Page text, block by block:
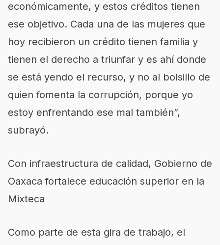
económicamente, y estos créditos tienen
ese objetivo. Cada una de las mujeres que
hoy recibieron un crédito tienen familia y
tienen el derecho a triunfar y es ahí donde
se está yendo el recurso, y no al bolsillo de
quien fomenta la corrupción, porque yo
estoy enfrentando ese mal también”,
subrayó.
Con infraestructura de calidad, Gobierno de
Oaxaca fortalece educación superior en la
Mixteca
Como parte de esta gira de trabajo, el